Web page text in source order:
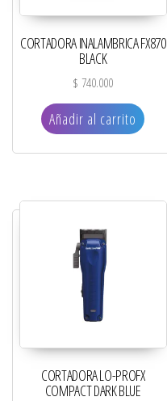
CORTADORA INALAMBRICA FX870
BLACK
$ 740.000
Añadir al carrito
CORTADORA LO-PROFX
COMPACT DARK BLUE